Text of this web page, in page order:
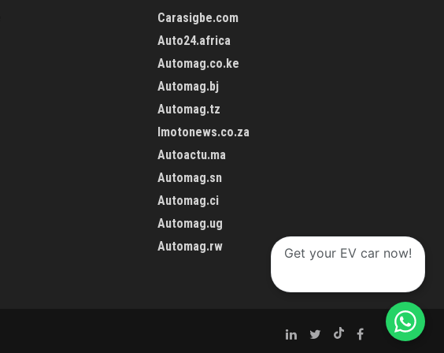
Carasigbe.com
Auto24.africa
Automag.co.ke
Automag.bj
Automag.tz
Imotonews.co.za
Autoactu.ma
Automag.sn
Automag.ci
Automag.ug
Automag.rw
Get your EV car now!